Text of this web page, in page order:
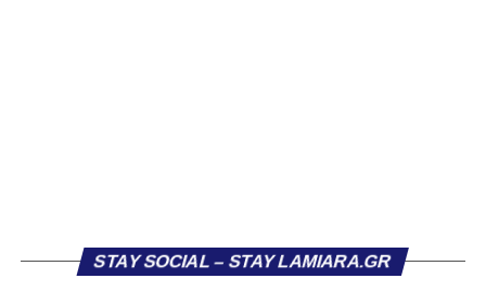
«Ο Α.Ο. Σαρωνικός Αναβύσσου ανακοινώνει την
STAY SOCIAL – STAY LAMIARA.GR